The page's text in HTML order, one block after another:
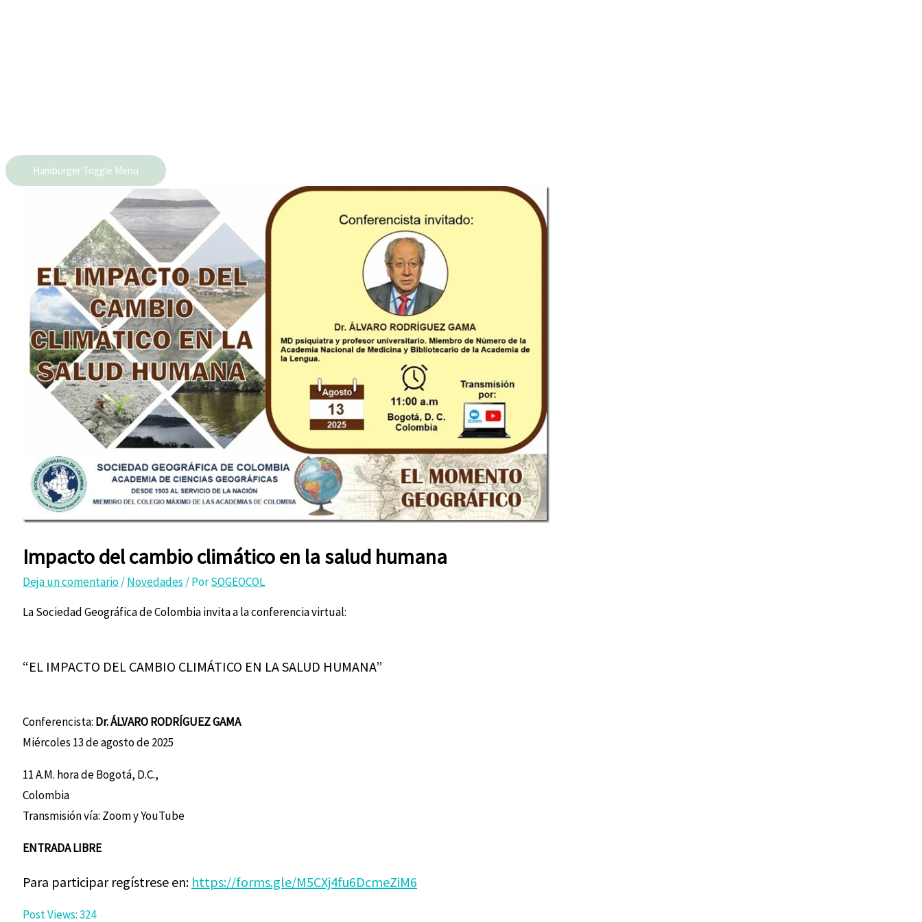
Hamburger Toggle Menu
Impacto del cambio climático en la salud humana
Deja un comentario/Novedades / PorSOGEOCOL
La Sociedad Geográfica de Colombia invita a la conferencia virtual:
“EL IMPACTO DEL CAMBIO CLIMÁTICO EN LA SALUD HUMANA”
Conferencista: Dr. ÁLVARO RODRÍGUEZ GAMA
Miércoles 13 de agosto de 2025
11 A.M. hora de Bogotá, D.C.,
Colombia
Transmisión vía: Zoom y YouTube
ENTRADA LIBRE
Para participar regístrese en: https://forms.gle/M5CXj4fu6DcmeZiM6
Post Views:324